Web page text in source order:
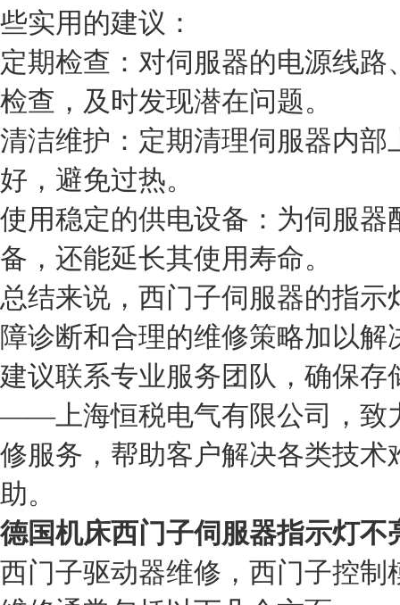
些实用的建议：
定期检查：对伺服器的电源线
检查，及时发现潜在问题。
清洁维护：定期清理伺服器内
好，避免过热。
使用稳定的供电设备：为伺服
备，还能延长其使用寿命。
总结来说，西门子伺服器的指
障诊断和合理的维修策略加以
建议联系专业服务团队，确保
——上海恒税电气有限公司，致
修服务，帮助客户解决各类技
助。
德国机床西门子伺服器指示灯不
西门子驱动器维修，西门子控制